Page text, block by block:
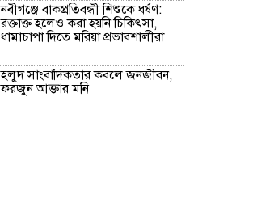
নবীগঞ্জে বাকপ্রতিবন্ধী শিশুকে ধর্ষণ:
রক্তাক্ত হলেও করা হয়নি চিকিৎসা,
ধামাচাপা দিতে মরিয়া প্রভাবশালীরা
হলুদ সাংবাদিকতার কবলে জনজীবন,
ফরজুন আক্তার মনি